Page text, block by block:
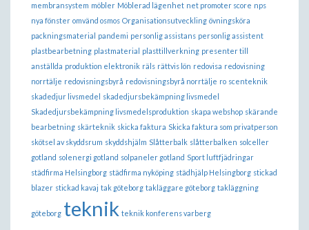
membransystem möbler Möblerad lägenhet net promoter score nps
nya fönster omvänd osmos Organisationsutveckling övningsköra
packningsmaterial pandemi personlig assistans personlig assistent
plastbearbetning plastmaterial plasttillverkning presenter till
anställda produktion elektronik räls rättvis lön redovisa redovisning
norrtälje redovisningsbyrå redovisningsbyrå norrtälje ro scenteknik
skadedjur livsmedel skadedjursbekämpning livsmedel
Skadedjursbekämpning livsmedelsproduktion skapa webshop skärande
bearbetning skärteknik skicka faktura Skicka faktura som privatperson
skötsel av skyddsrum skyddshjälm Slåtterbalk slåtterbalken solceller
gotland solenergi gotland solpaneler gotland Sport luftfjädringar
städfirma Helsingborg städfirma nyköping städhjälp Helsingborg stickad
blazer stickad kavaj tak göteborg takläggare göteborg takläggning
göteborg teknik teknik konferens varberg